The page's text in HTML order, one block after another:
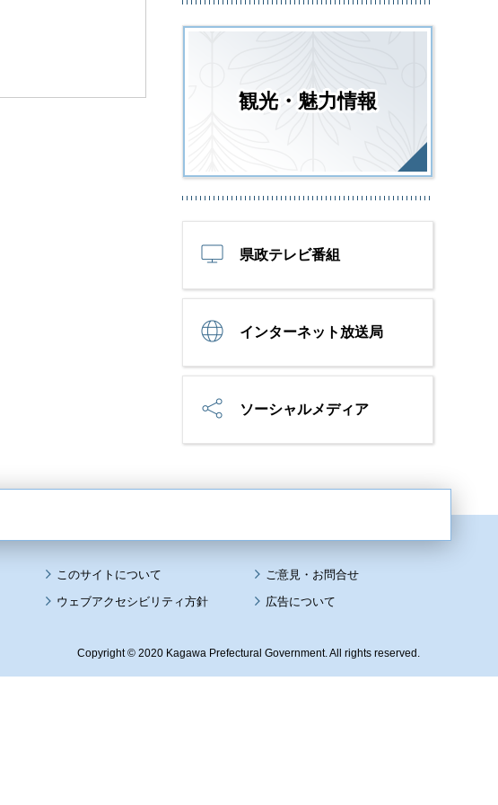
観光・魅力情報
県政テレビ番組
インターネット放送局
ソーシャルメディア
このサイトについて
ウェブアクセシビリティ方針 広告について
Copyright © 2020 Kagawa Prefectural Government. All rights reserved.